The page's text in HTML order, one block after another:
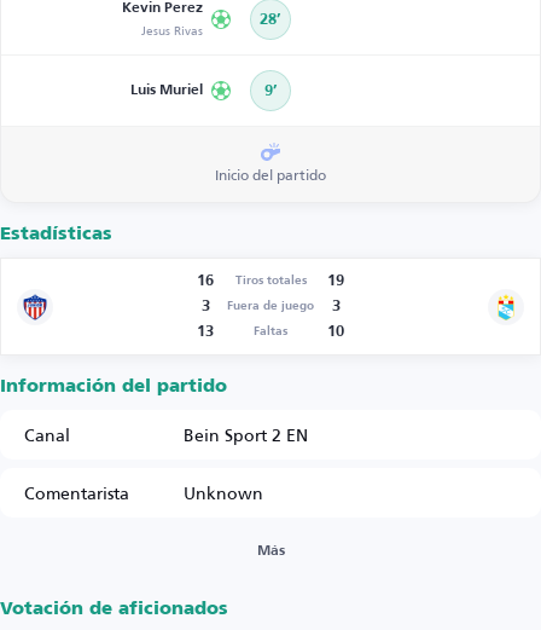
Kevin Perez
Jesus Rivas 28’
Luis Muriel 9’
Inicio del partido
Estadísticas
16 Tiros totales
19
3
Fuera de juego
3
13
Faltas 10
Información del partido
Canal
Bein Sport 2 EN
Comentarista
Unknown
Más
Votación de aficionados